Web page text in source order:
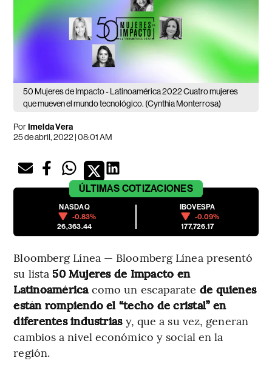
50 Mujeres de Impacto - Latinoamérica 2022 Cuatro mujeres
que mueven el mundo tecnológico. (Cynthia Monterrosa)
PorImelda Vera
25 de abril, 2022 | 08:01 AM
ÚLTIMAS COTIZACIONES
NASDAQ
-0.83%
26,363.44
IBOVESPA
-0.09%
177,726.17
Bloomberg Línea — Bloomberg Línea presentó
su lista 50 Mujeres de Impacto en
Latinoamérica como un escaparate de quienes
están rompiendo el “techo de cristal” en
diferentes industriasy, que a su vez, generan
cambios a nivel económico y social en la
región.